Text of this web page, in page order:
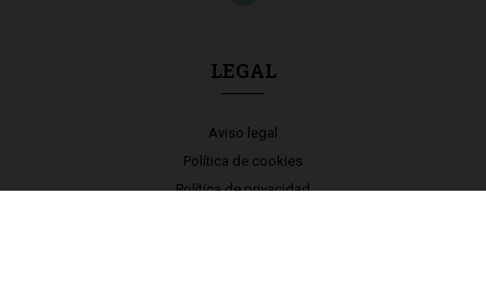
LEGAL
Aviso legal
Política de cookies
Política de privacidad